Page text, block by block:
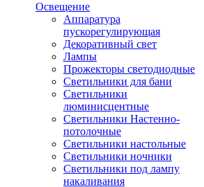
Освещение
Аппаратура
пускорегулирующая
Декоративный свет
Лампы
Прожекторы светодиодные
Светильники для бани
Светильники
люминисцентные
Светильники Настенно-
потолочные
Светильники настольные
Светильники ночники
Светильники под лампу
накаливания